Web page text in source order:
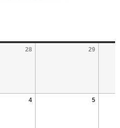
28 29
4 5